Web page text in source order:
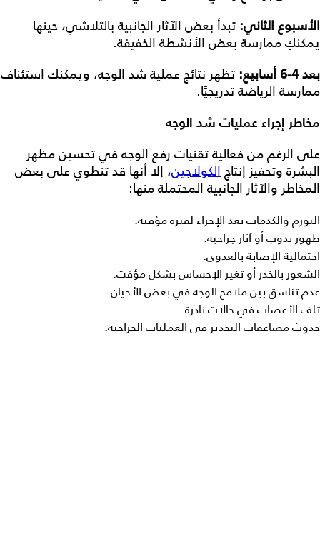
الأسبوع الثاني: تبدأ بعض الآثار الجانبية بالتلاشي، حينها
يمكنكِ ممارسة بعض الأنشطة الخفيفة.
بعد 4-6 أسابيع:
تظهر نتائج عملية شد الوجه، ويمكنكِ استئناف
ممارسة الرياضة تدريجيًا.
مخاطر إجراء عمليات شد الوجه
على الرغم من فعالية تقنيات رفع الوجه في تحسين مظهر
البشرة وتحفيز إنتاجالكولاجين، إلا أنها قد تنطوي على بعض
المخاطر والآثار الجانبية المحتملة منها:
التورم والكدمات بعد الإجراء لفترة مؤقتة.
ظهور ندوب أو آثار جراحية.
احتمالية الإصابة بالعدوى.
الشعور بالخدر أو تغير الإحساس بشكل مؤقت.
عدم تناسق بين ملامح الوجه في بعض الأحيان.
تلف الأعصاب في حالات نادرة.
حدوث مضاعفات التخدير في العمليات الجراحية.